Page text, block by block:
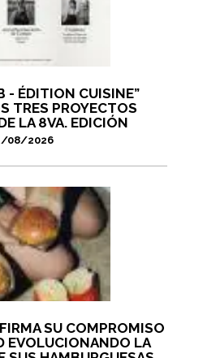
- ÉDITION CUISINE”
TRES PROYECTOS
LA 8VA. EDICIÓN
08/2026
SU COMPROMISO
EVOLUCIONANDO LA